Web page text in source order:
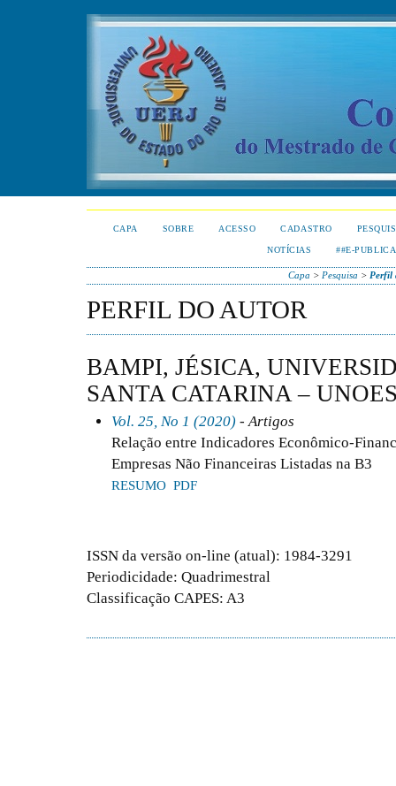
CAPA SOBRE ACESSO CADASTRO
NOTÍCIAS ##E-
Capa > Pesquisa > Perfil
PERFIL DO AUTOR
BAMPI, JÉSICA,
SANTA CATARINA –
Vol. 25, No 1 (2020) - Artigos
Relação entre Indicadores Econômico-
Empresas Não Financeiras Listadas na B3
RESUMO PDF
ISSN da versão on-line (atual): 1984-3291
Periodicidade: Quadrimestral
Classificação CAPES: A3